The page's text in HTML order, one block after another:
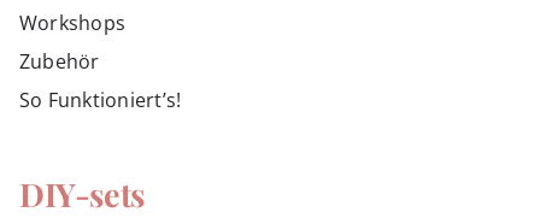
Workshops
Zubehör
So Funktioniert’s!
DIY-sets